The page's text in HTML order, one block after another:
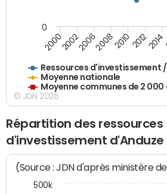
Ressources d'investissement
Moyenne nationale
Moyenne communes de 2
20002002200620082010 20122014
0
© JDN 2026
Répartition des ressources
d'investissement d'Anduze
(Source : JDN d'après ministère
500k